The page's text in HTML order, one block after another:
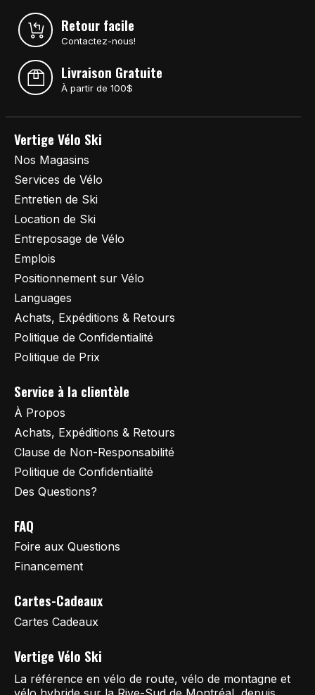
Retour facile
Contactez-nous!
Livraison Gratuite
À partir de 100$
Vertige Vélo Ski
Nos Magasins
Services de Vélo
Entretien de Ski
Location de Ski
Entreposage de Vélo
Emplois
Positionnement sur Vélo
Languages
Achats, Expéditions & Retours
Politique de Confidentialité
Politique de Prix
Service à la clientèle
À Propos
Achats, Expéditions & Retours
Clause de Non-Responsabilité
Politique de Confidentialité
Des Questions?
FAQ
Foire aux Questions
Financement
Cartes-Cadeaux
Cartes Cadeaux
Vertige Vélo Ski
La référence en vélo de route, vélo de montagne et